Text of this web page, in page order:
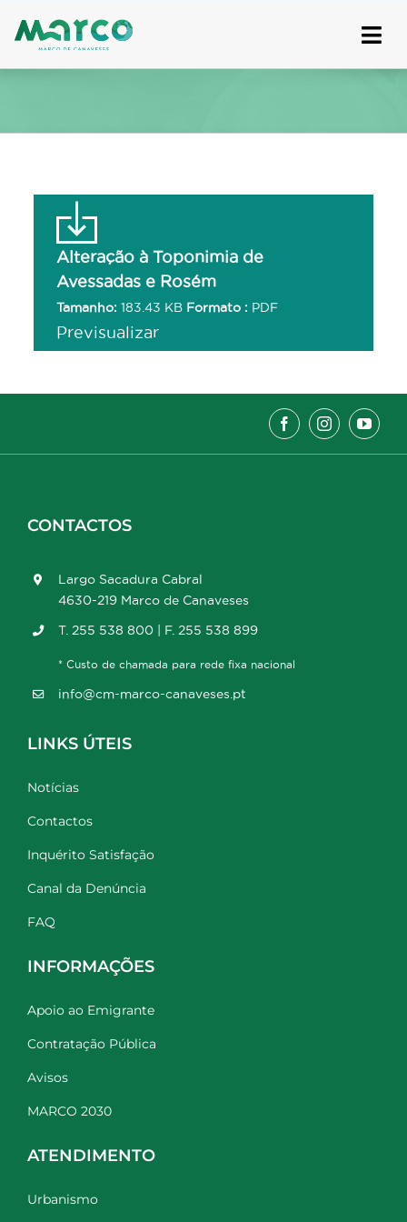
to
Alteração à Toponimia de
Avessadas e Rosém
Tamanho: 183.43 KB Formato : PDF
Previsualizar
CONTACTOS
Largo Sacadura Cabral
4630-219 Marco de Canaveses
T. 255 538 800 | F. 255 538 899
* Custo de chamada para rede fixa nacional
info@cm-marco-canaveses.pt
LINKS ÚTEIS
Notícias
Contactos
Inquérito Satisfação
Canal da Denúncia
FAQ
INFORMAÇÕES
Apoio ao Emigrante
Contratação Pública
Avisos
MARCO 2030
ATENDIMENTO
Urbanismo